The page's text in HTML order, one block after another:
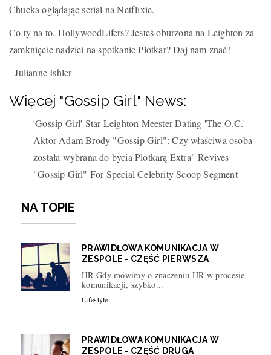
Chucka oglądając serial na Netflixie.
Co ty na to, HollywoodLifers? Jesteś oburzona na Leighton za
zamknięcie nadziei na spotkanie Plotkar? Daj nam znać!
- Julianne Ishler
Więcej "Gossip Girl" News:
'Gossip Girl' Star Leighton Meester Dating 'The O.C.'
Aktor Adam Brody "Gossip Girl": Czy właściwa osoba
została wybrana do bycia Plotkarą Extra" Revives
"Gossip Girl" For Special Celebrity Scoop Segment
NA TOPIE
PRAWIDŁOWA KOMUNIKACJA W
ZESPOLE - CZĘŚĆ PIERWSZA
HR Gdy mówimy o znaczeniu HR w procesie
komunikacji, szybko...
Lifestyle
PRAWIDŁOWA KOMUNIKACJA W
ZESPOLE - CZĘŚĆ DRUGA